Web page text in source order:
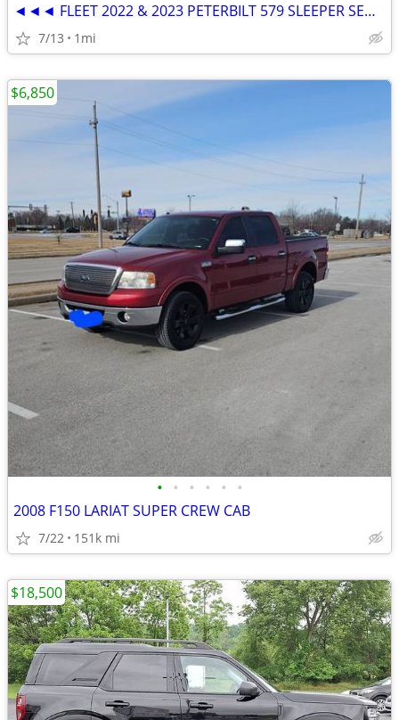
◄◄◄ FLEET 2022 & 2023 PETERBILT 579 SLEEPER SEMI TRUCKS ►►►
7/13 1mi
• • • • • •
2008 F150 LARIAT SUPER CREW CAB
7/22 151k mi
$6,850
$18,500